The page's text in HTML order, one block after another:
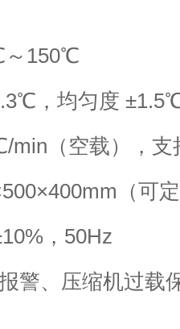
～150℃
，均匀度
min（空载），
（可
，50Hz
报警、压缩机过载